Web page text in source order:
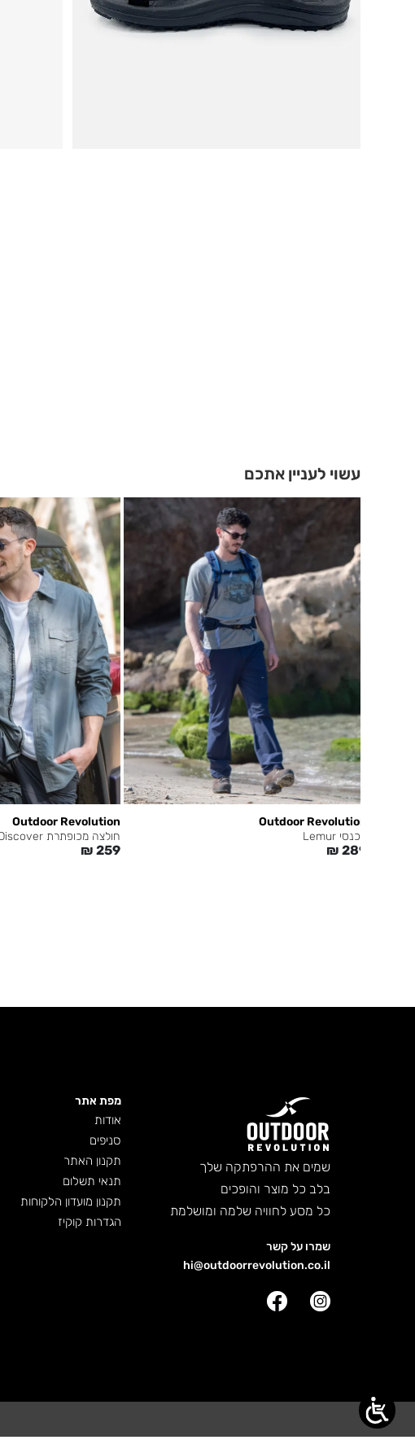
עשוי לעניין אתכם
Outdoor Revolution
מכנסי Lemur
₪ 289
Outdoor Revolution
חולצה מכופתרת Discover
₪ 259
שמים את ההרפתקה שלך
בלב כל מוצר והופכים
כל מסע לחוויה שלמה ומושלמת
שמרו על קשר
hi@outdoorrevolution.co.il
מפת אתר
אודות
סניפים
תקנון האתר
תנאי תשלום
תקנון מועדון הלקוחות
הגדרות קוקיז